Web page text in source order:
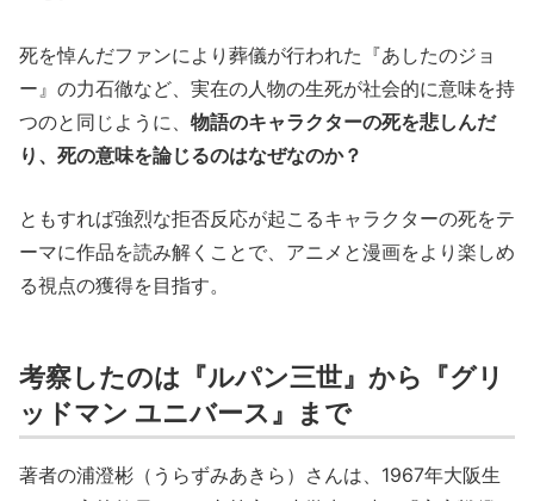
死を悼んだファンにより葬儀が行われた『あしたのジョ
ー』の力石徹など、実在の人物の生死が社会的に意味を持
つのと同じように、 物語のキャラクターの死を悲しんだ
り、死の意味を論じるのはなぜなのか？
ともすれば強烈な拒否反応が起こるキャラクターの死をテ
ーマに作品を読み解くことで、アニメと漫画をより楽しめ
る視点の獲得を目指す。
考察したのは『ルパン三世』から『グリ
ッドマン ユニバース』まで
著者の浦澄彬（うらずみあきら）さんは、1967年大阪生